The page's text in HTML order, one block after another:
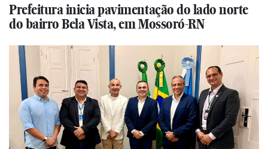
Prefeitura inicia pavimentação do lado norte
do bairro Bela Vista, em Mossoró-RN